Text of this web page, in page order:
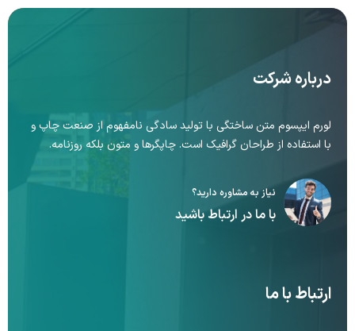
درباره شرکت
لورم ایپسوم متن ساختگی با تولید سادگی نامفهوم از صنعت چاپ و
با استفاده از طراحان گرافیک است. چاپگرها و متون بلکه روزنامه.
نیاز به مشاوره دارید؟
با ما در ارتباط باشید
ارتباط با ما